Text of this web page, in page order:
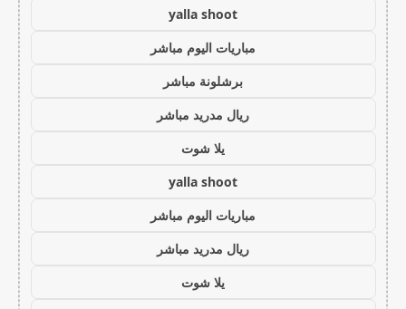
yalla shoot
مباريات اليوم مباشر
برشلونة مباشر
ريال مدريد مباشر
يلا شوت
yalla shoot
مباريات اليوم مباشر
ريال مدريد مباشر
يلا شوت